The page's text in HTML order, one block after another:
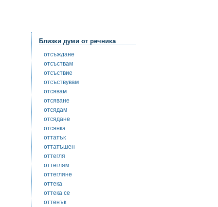
Близки думи от речника
отсъждане
отсъствам
отсъствие
отсъствувам
отсявам
отсяване
отсядам
отсядане
отсянка
оттатък
оттатъшен
оттегля
оттеглям
оттегляне
оттека
оттека се
оттенък